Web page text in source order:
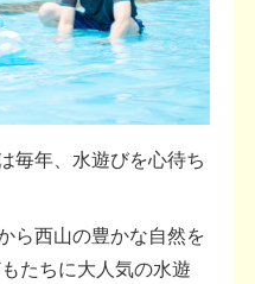
毎年、水遊びを心待ち
ら西山の豊かな自然を
たちに大人気の水遊